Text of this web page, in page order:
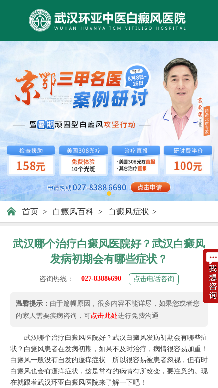
首页 > 白癜风百科 > 白癜风症状 >
武汉哪个治疗白癜风医院好？武汉白癜风
发病初期会有哪些症状？
咨询热线： 027-83886690 点击电话咨询
温馨提示： 由于篇幅原因，很多内容不能详尽，如果您或者您
的家人需要疾病咨询，可点击此处进行免费沟通
武汉哪个治疗白癜风医院好？武汉白癜风发病初期会有哪些症
状？白癜风患者在发病初期，如果不及时治疗，病情很容易加重！
白癜风一般没有自发的瘙痒症状，所以很容易被患者忽视，但有时
白癜风也会有瘙痒症状，这是常有的病情有所改变，要注意的。现
在就跟着武汉环亚白癜风医院来了解一下吧！